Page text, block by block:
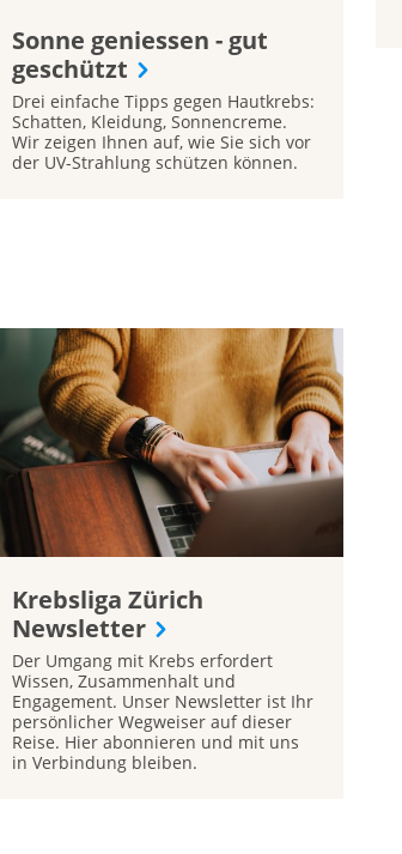
Sonne geniessen - gut
geschützt
Drei einfache Tipps gegen Hautkrebs:
Schatten, Kleidung, Sonnencreme.
Wir zeigen Ihnen auf, wie Sie sich vor
der UV-Strahlung schützen können.
Krebsliga Zürich
Newsletter
Der Umgang mit Krebs erfordert
Wissen, Zusammenhalt und
Engagement. Unser Newsletter ist Ihr
persönlicher Wegweiser auf dieser
Reise. Hier abonnieren und mit uns
in Verbindung bleiben.